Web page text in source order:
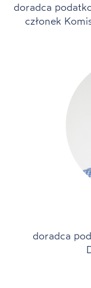
doradca
doradca
członek